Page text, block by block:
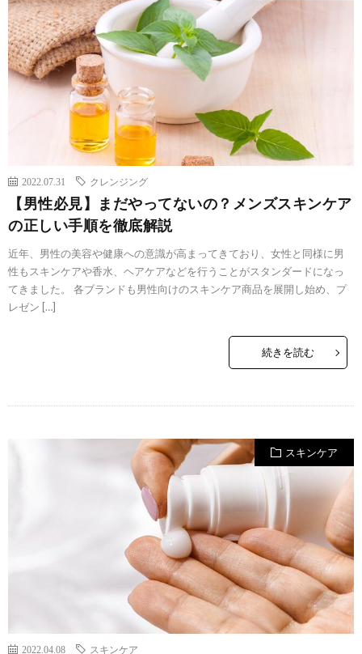
2022.07.31 クレンジング
【男性必見】まだやってないの？メンズスキンケア
の正しい手順を徹底解説
近年、男性の美容や健康への意識が高まってきており、女性と同様に男
性もスキンケアや香水、ヘアケアなどを行うことがスタンダードになっ
てきました。 各ブランドも男性向けのスキンケア商品を展開し始め、プ
レゼン […]
続きを読む
スキンケア
2022.04.08 スキンケア